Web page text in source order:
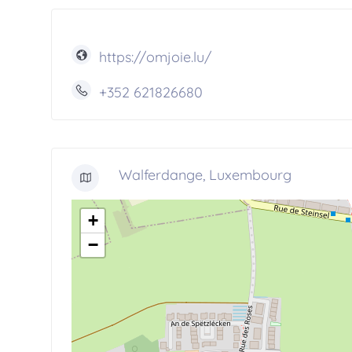
https://omjoie.lu/
+352 621826680
Walferdange, Luxembourg
+
−